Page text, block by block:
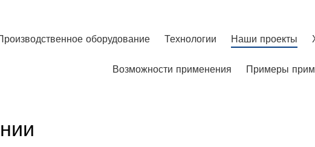
оборудование Технологии Наши проекты
Возможности применения Примеры
Возможности применения Примеры